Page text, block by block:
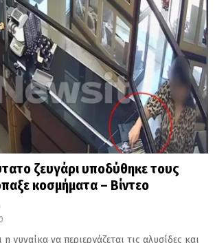
ζευγάρι υποδύθηκε τους
κοσμήματα – Βίντεο
0
η γυναίκα να περιεργάζεται τις αλυσίδες και